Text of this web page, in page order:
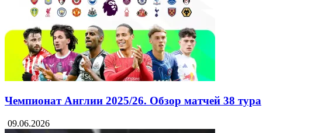
Чемпионат Англии 2025/26. Обзор матчей 38 тура
09.06.2026